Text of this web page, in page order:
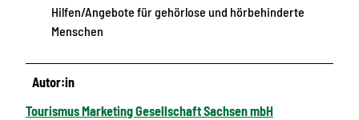
Hilfen/Angebote für gehörlose und hörbehinderte
Menschen
Autor:in
Tourismus Marketing Gesellschaft Sachsen mbH